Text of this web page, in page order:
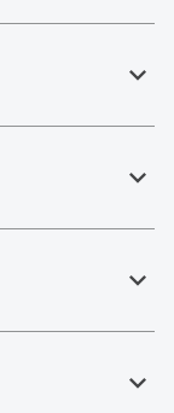
expand_less
expand_less
expand_less
expand_less